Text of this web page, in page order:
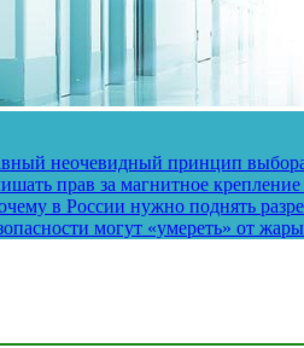
неочевидный принцип
прав за магнитное
в России нужно поднять
могут «умереть» от